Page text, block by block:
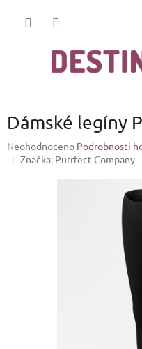
Dámské legíny
Průměrné
hodnocení
Neohodnoceno Podrobnosti
Značka: Purrfect Company